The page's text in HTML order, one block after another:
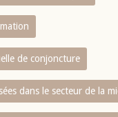
de conjoncture
dans le secteur de la